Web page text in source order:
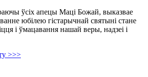
ўсіх апецы Маці Божай, выказвае
юбілею гістарычнай святыні стане
і ўмацавання нашай веры, надзеі і
>>>